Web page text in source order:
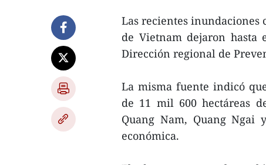
Las recientes inundaciones
de Vietnam dejaron hasta
Dirección regional de
La misma fuente indicó
de 11 mil 600 hectáreas
Quang Nam, Quang
económica.